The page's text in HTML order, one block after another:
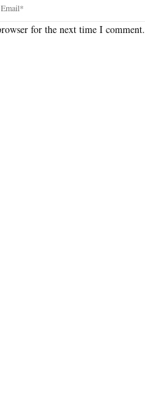
for the next time I comment.